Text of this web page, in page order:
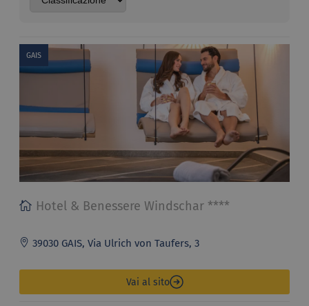
GAIS
Hotel & Benessere Windschar ****
39030 GAIS, Via Ulrich von Taufers, 3
Vai al sito